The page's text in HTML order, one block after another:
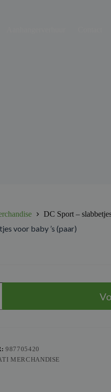
DC Sport –
voor baby ’s (paar)
987705420
MERCHANDISE